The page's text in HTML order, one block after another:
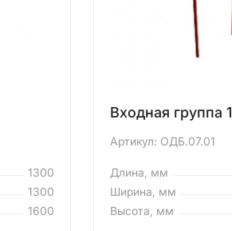
1300
1300
1600
Входная группа 1
Артикул: ОДБ.07.01
Длина, мм
Ширина, мм
Высота, мм